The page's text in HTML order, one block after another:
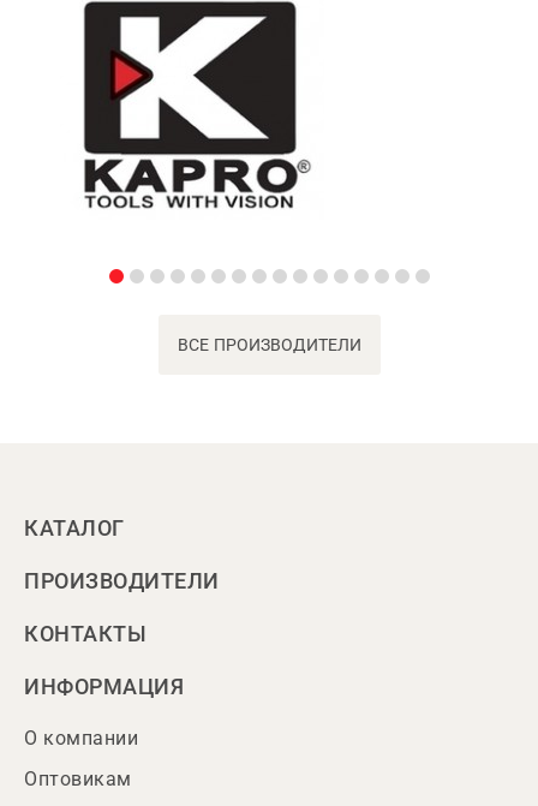
ВСЕ ПРОИЗВОДИТЕЛИ
КАТАЛОГ
ПРОИЗВОДИТЕЛИ
КОНТАКТЫ
ИНФОРМАЦИЯ
О компании
Оптовикам